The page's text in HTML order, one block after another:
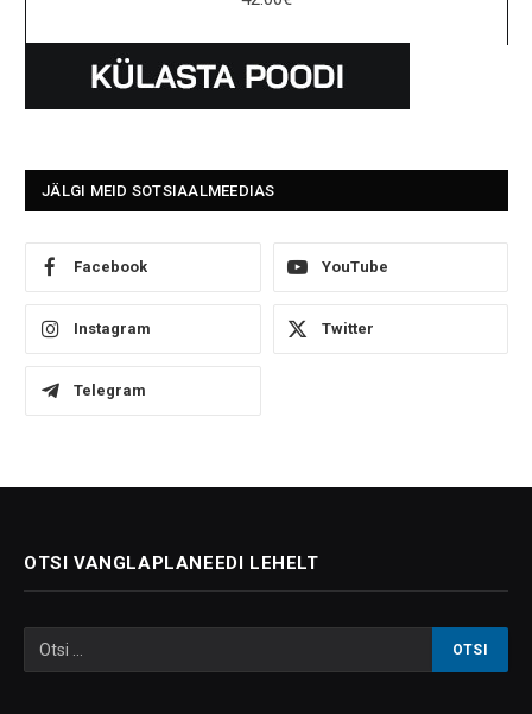
JÄLGI MEID SOTSIAALMEEDIAS
Facebook YouTube
Instagram Twitter
Telegram
OTSI VANGLAPLANEEDI LEHELT